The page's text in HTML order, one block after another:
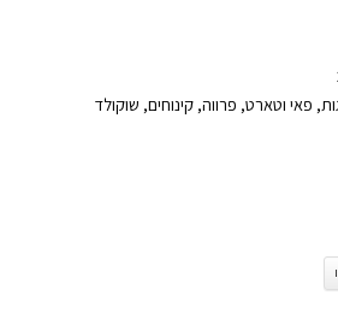
, פאי וטארט, פרווה, קינוחים, שוקולד